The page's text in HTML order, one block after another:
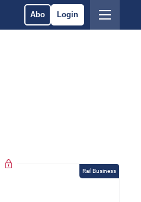
Abo Login
Rail Business